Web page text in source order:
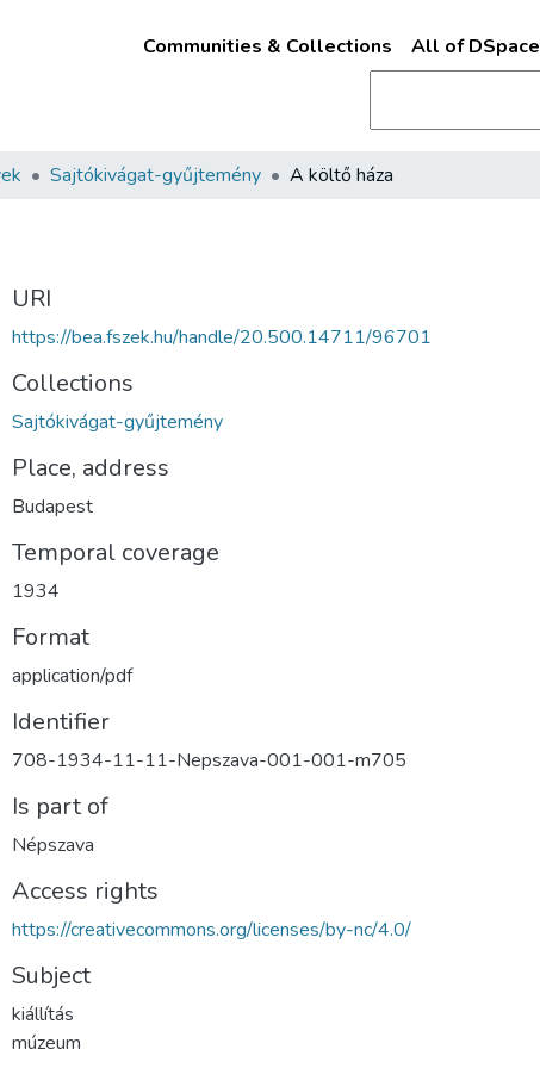
Communities & Collections All of DSpace
Sajtókivágat-gyűjtemény A költő háza
URI
https://bea.fszek.hu/handle/20.500.14711/96701
Collections
Sajtókivágat-gyűjtemény
Place, address
Budapest
Temporal coverage
1934
Format
application/pdf
Identifier
708-1934-11-11-Nepszava-001-001-m705
Is part of
Népszava
Access rights
https://creativecommons.org/licenses/by-nc/4.0/
Subject
kiállítás
múzeum